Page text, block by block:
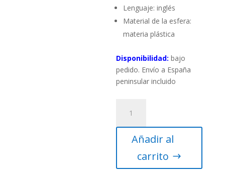
Lenguaje: inglés
Material de la esfera:
materia plástica
Disponibilidad: bajo
pedido. Envío a España
peninsular incluido
terráqueo
Juri
físicoAñadir al
carrito